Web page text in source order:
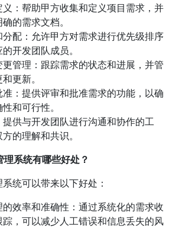
：帮助甲方收集和定义项目需求，并
的需求文档。
配：允许甲方对需求进行优先级排序
开发团队成员。
管理：跟踪需求的状态和进展，并管
更新。
：提供评审和批准需求的功能，以确
和可行性。
供与开发团队进行沟通和协作的工
的理解和共识。
系统有哪些好处？
统可以带来以下好处：
效率和准确性：通过系统化的需求收
，可以减少人工错误和信息丢失的风